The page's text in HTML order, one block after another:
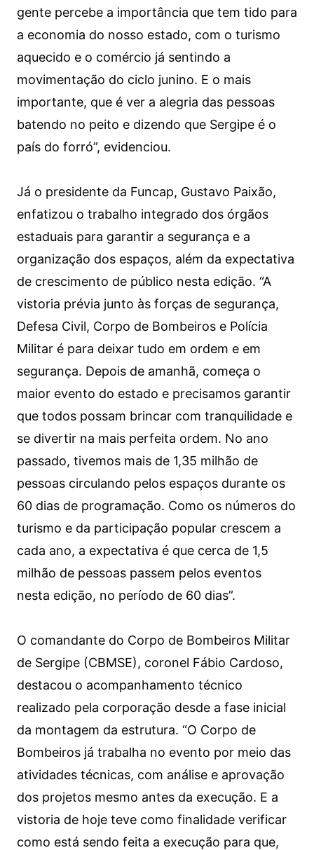
gente percebe a importância que tem tido para
a economia do nosso estado, com o turismo
aquecido e o comércio já sentindo a
movimentação do ciclo junino. E o mais
importante, que é ver a alegria das pessoas
batendo no peito e dizendo que Sergipe é o
país do forró”, evidenciou.
Já o presidente da Funcap, Gustavo Paixão,
enfatizou o trabalho integrado dos órgãos
estaduais para garantir a segurança e a
organização dos espaços, além da expectativa
de crescimento de público nesta edição. “A
vistoria prévia junto às forças de segurança,
Defesa Civil, Corpo de Bombeiros e Polícia
Militar é para deixar tudo em ordem e em
segurança. Depois de amanhã, começa o
maior evento do estado e precisamos garantir
que todos possam brincar com tranquilidade e
se divertir na mais perfeita ordem. No ano
passado, tivemos mais de 1,35 milhão de
pessoas circulando pelos espaços durante os
60 dias de programação. Como os números do
turismo e da participação popular crescem a
cada ano, a expectativa é que cerca de 1,5
milhão de pessoas passem pelos eventos
nesta edição, no período de 60 dias”.
O comandante do Corpo de Bombeiros Militar
de Sergipe (CBMSE), coronel Fábio Cardoso,
destacou o acompanhamento técnico
realizado pela corporação desde a fase inicial
da montagem da estrutura. “O Corpo de
Bombeiros já trabalha no evento por meio das
atividades técnicas, com análise e aprovação
dos projetos mesmo antes da execução. E a
vistoria de hoje teve como finalidade verificar
como está sendo feita a execução para que,